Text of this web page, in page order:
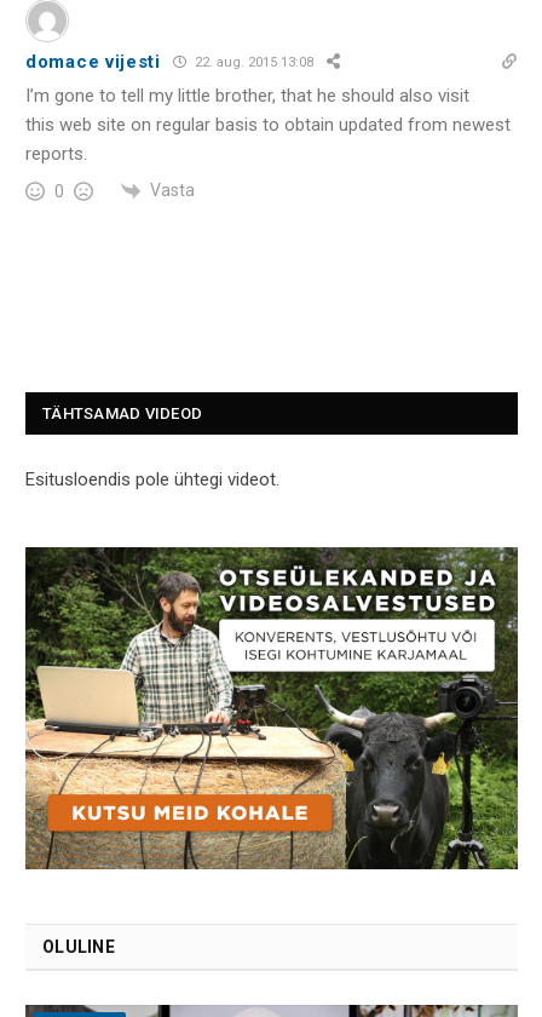
domace vijesti 22. aug. 2015 13:08
I’m gone to tell my little brother, that he should also visit
this web site on regular basis to obtain updated from newest
reports.
0 Vasta
TÄHTSAMAD VIDEOD
Esitusloendis pole ühtegi videot.
OLULINE